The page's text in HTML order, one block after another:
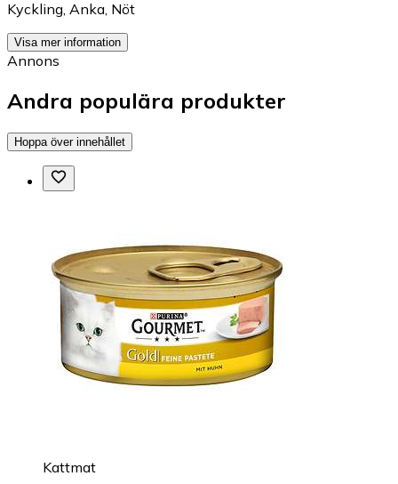
Kyckling, Anka, Nöt
Visa mer information
Annons
Andra populära produkter
Hoppa över innehållet
Kattmat